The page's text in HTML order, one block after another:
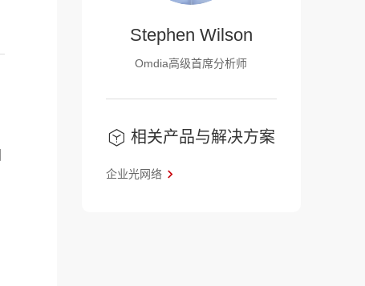
Stephen Wilson
Omdia高级首席分析师
相关产品与解决方案
企业光网络